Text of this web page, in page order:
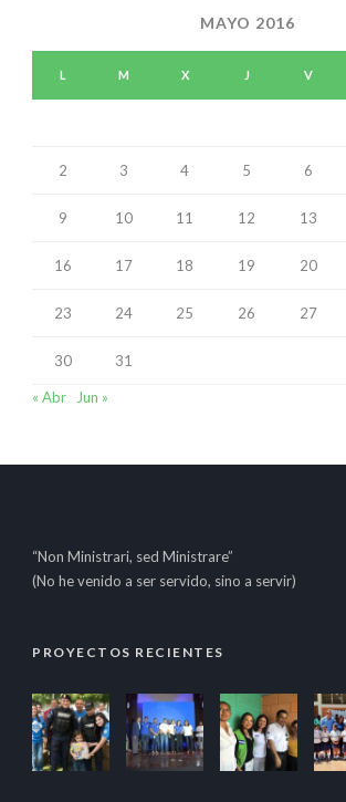
MAYO 2016
L M X J V
2 3 4 5 6
9 10 11 12 13
16 17 18 19 20
23 24 25 26 27
30 31
« Abr Jun »
“Non Ministrari, sed Ministrare”
(No he venido a ser servido, sino a servir)
PROYECTOS RECIENTES